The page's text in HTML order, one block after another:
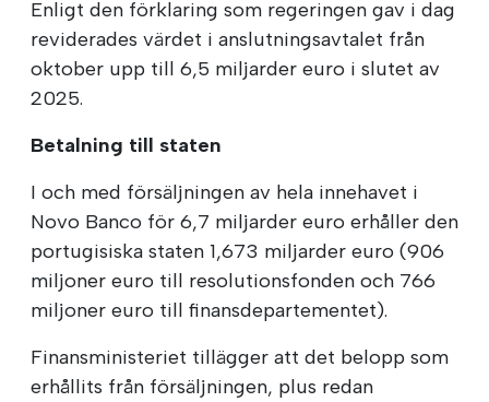
Enligt den förklaring som regeringen gav i dag
reviderades värdet i anslutningsavtalet från
oktober upp till 6,5 miljarder euro i slutet av
2025.
Betalning till staten
I och med försäljningen av hela innehavet i
Novo Banco för 6,7 miljarder euro erhåller den
portugisiska staten 1,673 miljarder euro (906
miljoner euro till resolutionsfonden och 766
miljoner euro till finansdepartementet).
Finansministeriet tillägger att det belopp som
erhållits från försäljningen, plus redan